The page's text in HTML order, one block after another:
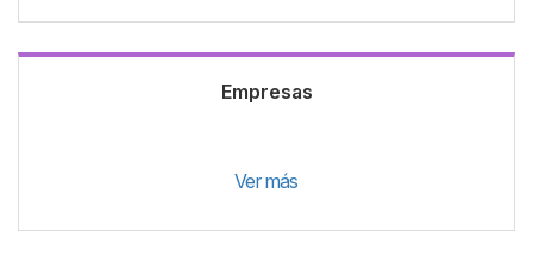
Empresas
Ver más